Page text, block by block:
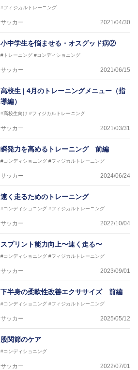
#フィジカルトレーニング
サッカー 2021/04/30
小中学生を悩ませる・オスグッド病②
#トレーニング #コンディショニング
サッカー 2021/06/15
高校生 | 4月のトレーニングメニュー（指
導編）
#高校生向け #フィジカルトレーニング
サッカー 2021/03/31
瞬発力を高めるトレーニング 前編
#コンディショニング #フィジカルトレーニング
サッカー 2024/06/24
速く走るためのトレーニング
#コンディショニング #フィジカルトレーニング
サッカー 2022/10/04
スプリント能力向上〜速く走る〜
#コンディショニング #フィジカルトレーニング
サッカー 2023/09/01
下半身の柔軟性改善エクササイズ 前編
#コンディショニング #フィジカルトレーニング
サッカー 2025/05/12
股関節のケア
#コンディショニング
サッカー 2022/07/01